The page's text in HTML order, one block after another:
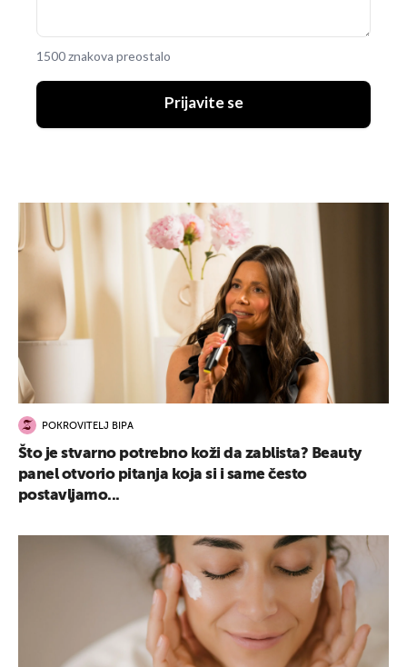
1500 znakova preostalo
Prijavite se
POKROVITELJ BIPA
Što je stvarno potrebno koži da zablista? Beauty
panel otvorio pitanja koja si i same često
postavljamo...